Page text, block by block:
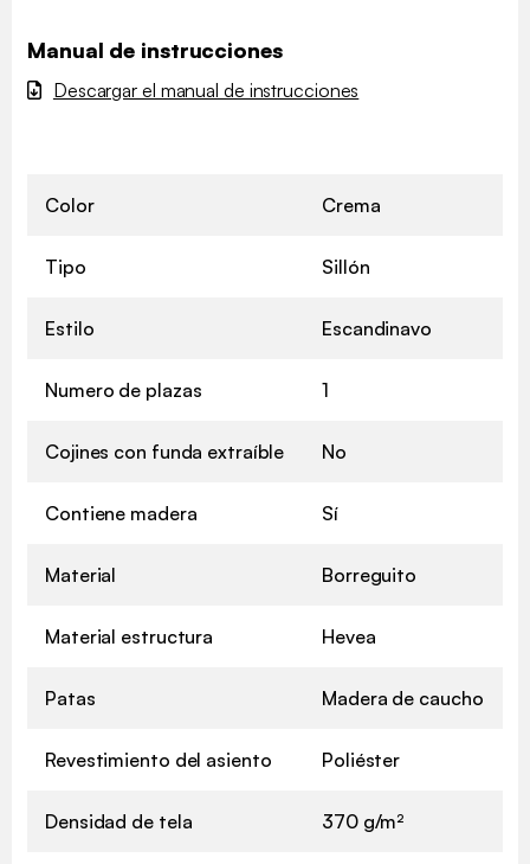
Manual de instrucciones
Descargar el manual de instrucciones
Color Crema
Tipo Sillón
Estilo Escandinavo
Numero de plazas 1
Cojines con funda extraíble No
Contiene madera Sí
Material Borreguito
Material estructura Hevea
Patas Madera de caucho
Revestimiento del asiento Poliéster
Densidad de tela 370 g/m²